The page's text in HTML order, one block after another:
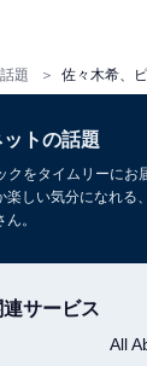
題
ットの話題
クをタイムリーにお
しい気分になれる
。
連サービス
All